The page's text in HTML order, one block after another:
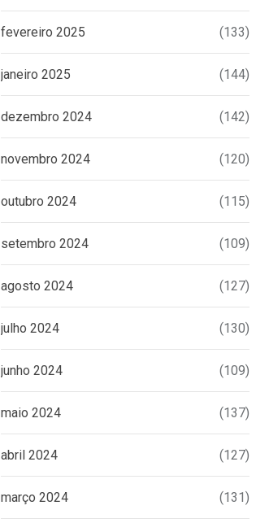
fevereiro 2025 (133)
janeiro 2025 (144)
dezembro 2024 (142)
novembro 2024 (120)
outubro 2024 (115)
setembro 2024 (109)
agosto 2024 (127)
julho 2024 (130)
junho 2024 (109)
maio 2024 (137)
abril 2024 (127)
março 2024 (131)